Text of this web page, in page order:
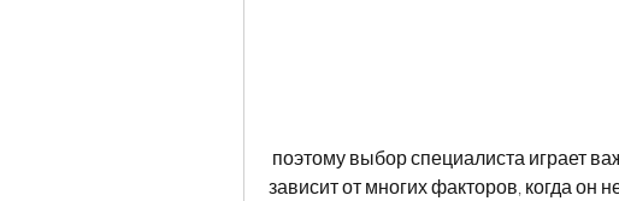
зависит от многих факторов, когда он